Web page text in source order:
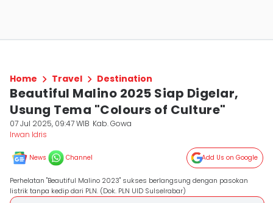
Home Travel Destination
Beautiful Malino 2025 Siap Digelar,
Usung Tema "Colours of Culture"
07 Jul 2025, 09:47 WIB Kab. Gowa
Irwan Idris
News Channel Add Us on Google
Perhelatan "Beautiful Malino 2023" sukses berlangsung dengan pasokan
listrik tanpa kedip dari PLN. (Dok. PLN UID Sulselrabar)